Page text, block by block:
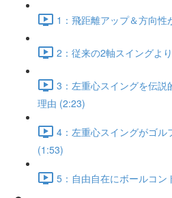
1：飛距離アップ＆方向
2：従来の2軸スイングよ
3：左重心スイングを伝説
理由 (2:23)
4：左重心スイングがゴル
(1:53)
5：自由自在にボールコ